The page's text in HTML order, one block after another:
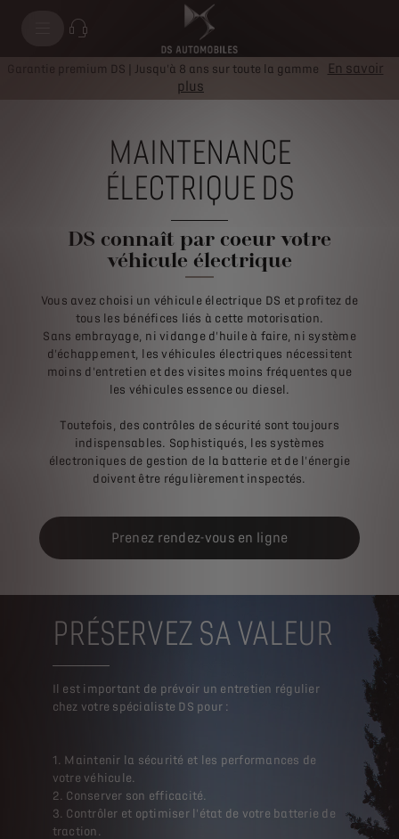
Garantie premium DS | Jusqu'à 8 ans sur toute la gamme
En savoir
plus
MAINTENANCE
ÉLECTRIQUE DS
DS connaît par coeur votre
véhicule électrique
Vous avez choisi un véhicule électrique DS et profitez de
tous les bénéfices liés à cette motorisation.
Sans embrayage, ni vidange d'huile à faire, ni système
d'échappement, les véhicules électriques nécessitent
moins d'entretien et des visites moins fréquentes que
les véhicules essence ou diesel.
Toutefois, des contrôles de sécurité sont toujours
indispensables. Sophistiqués, les systèmes
électroniques de gestion de la batterie et de l'énergie
doivent être régulièrement inspectés.
Prenez rendez-vous en ligne
PRÉSERVEZ SA VALEUR
Il est important de prévoir un entretien régulier
chez votre spécialiste DS pour :
1. Maintenir la sécurité et les performances de
votre véhicule.
2. Conserver son efficacité.
3. Contrôler et optimiser l'état de votre batterie de
traction.